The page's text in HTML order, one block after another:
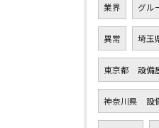
業界 グル
異常 埼玉
東京都 設備
神奈川県 設